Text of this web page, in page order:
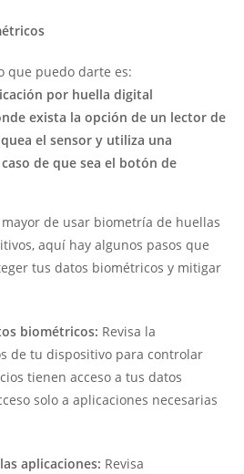
que puedo darte es:
por huella digital
exista la opción de un lector de
el sensor y utiliza una
de que sea el botón de
de usar biometría de huellas
aquí hay algunos pasos que
tus datos biométricos y mitigar
biométricos: Revisa la
de tu dispositivo para controlar
tienen acceso a tus datos
solo a aplicaciones necesarias
aplicaciones: Revisa